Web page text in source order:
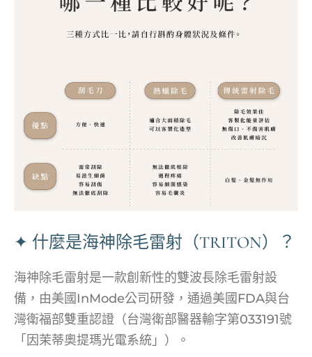
✦ 什麼是海神除毛雷射（TRITON）？
海神除毛雷射是一款創新性的雙波長除毛雷射設
備，由美國InMode公司研發，通過美國FDA與台
灣衛福部雙重認證（台灣衛部醫器輸字第033191號
「因茉蒂奧提瑪光電系統」）。